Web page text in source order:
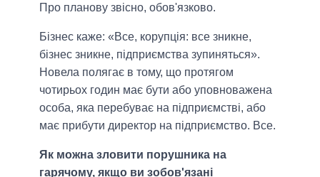
Про планову звісно, обов'язково.
Бізнес каже: «Все, корупція: все зникне,
бізнес зникне, підприємства зупиняться».
Новела полягає в тому, що протягом
чотирьох годин має бути або уповноважена
особа, яка перебуває на підприємстві, або
має прибути директор на підприємство. Все.
Як можна зловити порушника на
гарячому, якщо ви зобов'язані